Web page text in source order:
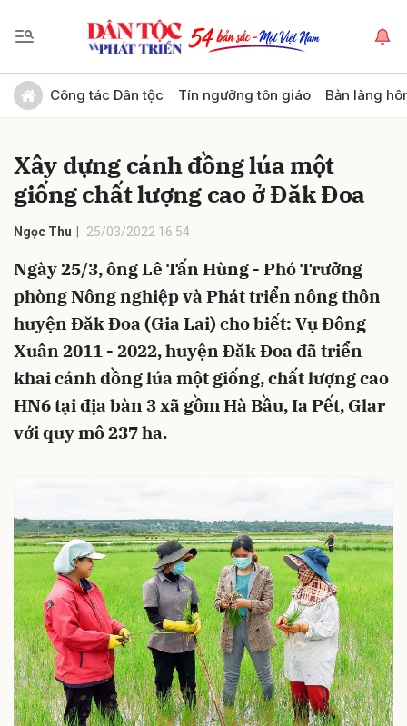
Công tác Dân tộc Tín ngưỡng tôn giáo Bản làng
Xây dựng cánh đồng lúa một
giống chất lượng cao ở Đăk Đoa
Ngọc Thu 25/03/2022 16:54
Ngày 25/3, ông Lê Tấn Hùng - Phó Trưởng
phòng Nông nghiệp và Phát triển nông thôn
huyện Đăk Đoa (Gia Lai) cho biết: Vụ Đông
Xuân 2011 - 2022, huyện Đăk Đoa đã triển
khai cánh đồng lúa một giống, chất lượng cao
HN6 tại địa bàn 3 xã gồm Hà Bầu, Ia Pết, Glar
với quy mô 237 ha.
Gửi bình luận
Hủy Gửi